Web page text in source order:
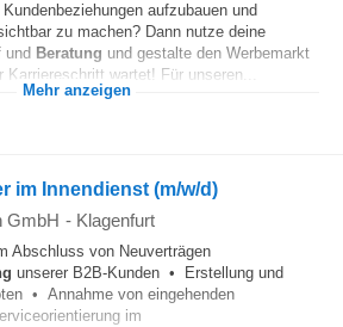
aufzubauen und
zu machen? Dann nutze deine
und Beratung und gestalte den Werbemarkt
wartet! Für unseren...
Mehr anzeigen
im Innendienst (m/w/d)
GmbH - Klagenfurt
Abschluss von Neuverträgen
unserer B2B-Kunden • Erstellung und
• Annahme von eingehenden
im